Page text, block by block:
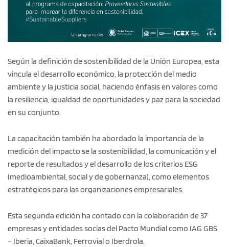
Según la definición de sostenibilidad de la Unión Europea, esta
vincula el desarrollo económico, la protección del medio
ambiente y la justicia social, haciendo énfasis en valores como
la resiliencia, igualdad de oportunidades y paz para la sociedad
en su conjunto.
La capacitación también ha abordado la importancia de la
medición del impacto se la sostenibilidad, la comunicación y el
reporte de resultados y el desarrollo de los criterios ESG
(medioambiental, social y de gobernanza), como elementos
estratégicos para las organizaciones empresariales.
Esta segunda edición ha contado con la colaboración de 37
empresas y entidades socias del Pacto Mundial como IAG GBS
– Iberia, CaixaBank, Ferrovial o Iberdrola.